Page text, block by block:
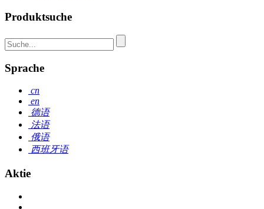
Produktsuche
Sprache
cn
en
德语
法语
俄语
西班牙语
Aktie